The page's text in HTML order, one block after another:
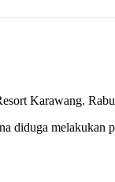
Karawang.
diduga melakukan